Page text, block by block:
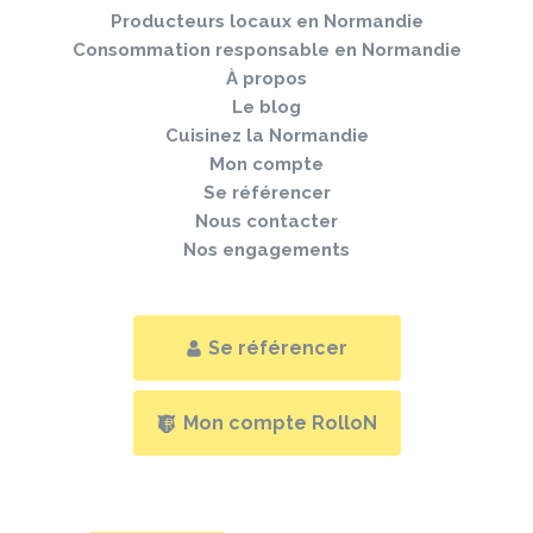
Producteurs locaux en Normandie
Consommation responsable en Normandie
À propos
Le blog
Cuisinez la Normandie
Mon compte
Se référencer
Nous contacter
Nos engagements
Se référencer
Mon compte RolloN